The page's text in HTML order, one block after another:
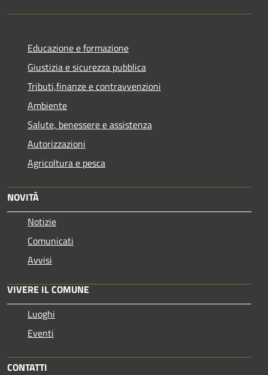
Educazione e formazione
Giustizia e sicurezza pubblica
Tributi,finanze e contravvenzioni
Ambiente
Salute, benessere e assistenza
Autorizzazioni
Agricoltura e pesca
NOVITÀ
Notizie
Comunicati
Avvisi
VIVERE IL COMUNE
Luoghi
Eventi
CONTATTI